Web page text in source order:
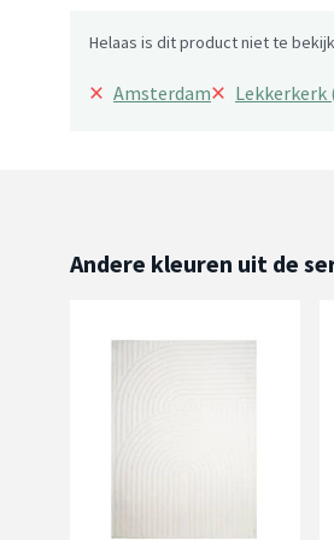
Helaas is dit product niet te
× Amsterdam×
Andere kleuren uit de